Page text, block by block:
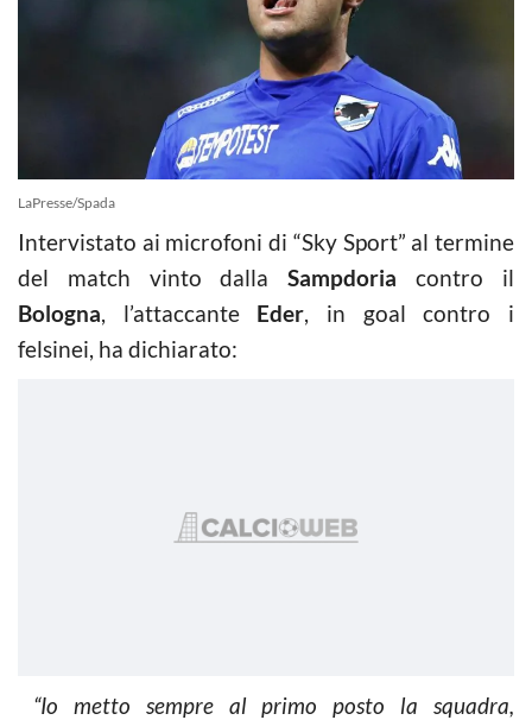
LaPresse/Spada
Intervistato ai microfoni di “Sky Sport” al termine
del match vinto dallaSampdoria contro il
Bologna, l’attaccante Eder, in goal contro i
felsinei, ha dichiarato:
“Io metto sempre al primo posto la squadra,